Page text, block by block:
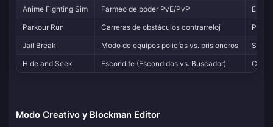
Anime Fighting Sim
Farmeo de poder PvE/PvP
Parkour Run
Carreras de obstáculos contrarreloj
Jail Break
Modo de equipos policías vs. prisioneros
Hide and Seek
Escondite (Escondidos vs. Buscador)
Modo Creativo y Blockman Editor